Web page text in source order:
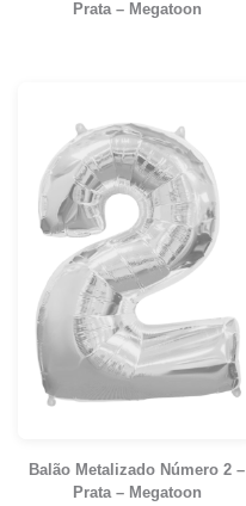
Prata – Megatoon
Balão Metalizado Número 2 –
Prata – Megatoon